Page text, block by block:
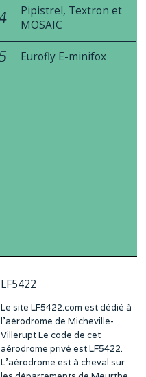
Pipistrel, Textron et
MOSAIC
Eurofly E-minifox
LF5422
Le site LF5422.com est dédié à
l’aérodrome de Micheville-
Villerupt Le code de cet
aérodrome privé est LF5422.
L’aérodrome est à cheval sur